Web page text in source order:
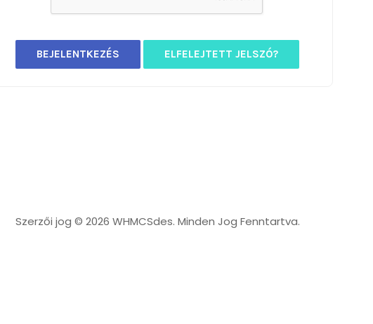
ELFELEJTETT JELSZÓ?
Szerzői jog © 2026 WHMCSdes. Minden Jog Fenntartva.